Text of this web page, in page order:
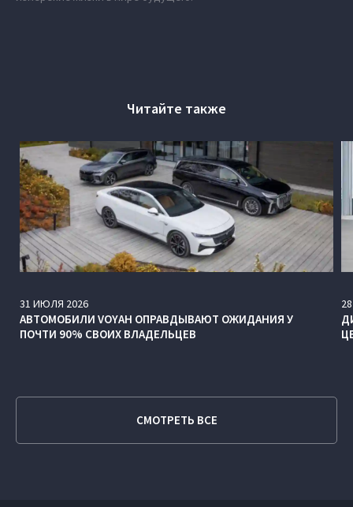
Читайте также
31 ИЮЛЯ 2026
АВТОМОБИЛИ VOYAH ОПРАВДЫВАЮТ ОЖИДАНИЯ У
ПОЧТИ 90% СВОИХ ВЛАДЕЛЬЦЕВ
28
СМОТРЕТЬ ВСЕ